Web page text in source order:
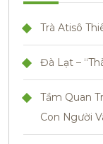
Trà Atisô
Đà Lạt –
Tầm Quan
Con Người